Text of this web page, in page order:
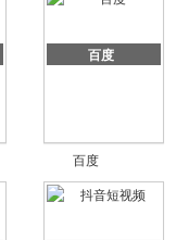
百度
百度